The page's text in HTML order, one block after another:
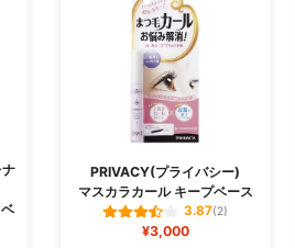
PRIVACY(プライバシー)
マスカラカール キープベース
3.87(2)
¥3,000